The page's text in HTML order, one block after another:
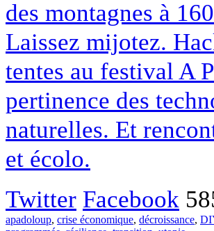
des montagnes à
Laissez mijotez.
tentes au festival A
pertinence des
naturelles. Et
et écolo.
Twitter Facebook
apadoloup, crise économique, décroissance,